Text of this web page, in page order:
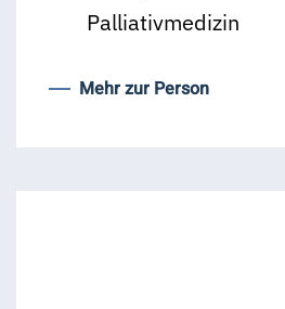
Palliativmedizin
Mehr zur Person